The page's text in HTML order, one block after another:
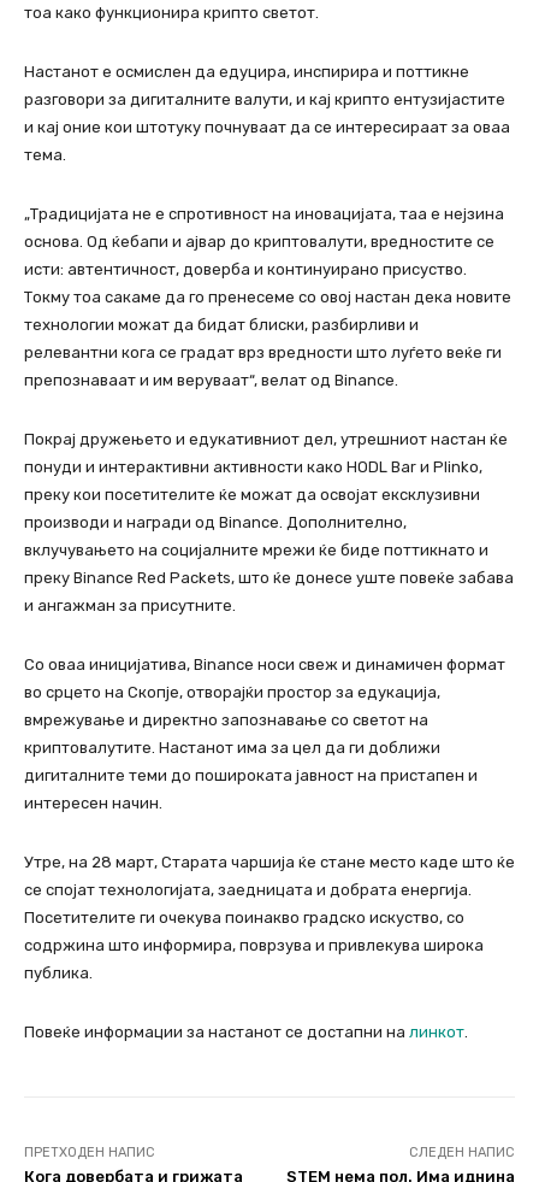
тоа како функционира крипто светот.
Настанот е осмислен да едуцира, инспирира и поттикне
разговори за дигиталните валути, и кај крипто ентузијастите
и кај оние кои штотуку почнуваат да се интересираат за оваа
тема.
„Традицијата не е спротивност на иновацијата, таа е нејзина
основа. Од ќебапи и ајвар до криптовалути, вредностите се
исти: автентичност, доверба и континуирано присуство.
Токму тоа сакаме да го пренесеме со овој настан дека новите
технологии можат да бидат блиски, разбирливи и
релевантни кога се градат врз вредности што луѓето веќе ги
препознаваат и им веруваат“, велат од Binance.
Покрај дружењето и едукативниот дел, утрешниот настан ќе
понуди и интерактивни активности како HODL Bar и Plinko,
преку кои посетителите ќе можат да освојат ексклузивни
производи и награди од Binance. Дополнително,
вклучувањето на социјалните мрежи ќе биде поттикнато и
преку Binance Red Packets, што ќе донесе уште повеќе забава
и ангажман за присутните.
Со оваа иницијатива, Binance носи свеж и динамичен формат
во срцето на Скопје, отворајќи простор за едукација,
вмрежување и директно запознавање со светот на
криптовалутите. Настанот има за цел да ги доближи
дигиталните теми до пошироката јавност на пристапен и
интересен начин.
Утре, на 28 март, Старата чаршија ќе стане место каде што ќе
се спојат технологијата, заедницата и добрата енергија.
Посетителите ги очекува поинакво градско искуство, со
содржина што информира, поврзува и привлекува широка
публика.
Повеќе информации за настанот се достапни на линкот.
ПРЕТХОДЕН НАПИС
Кога довербата и грижата
СЛЕДЕН НАПИС
STEM нема пол. Има иднина